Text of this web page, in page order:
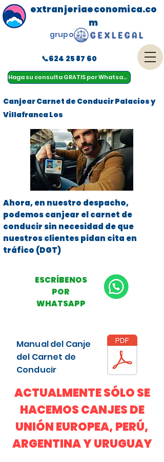
Haga su consulta GRATIS por Whatsapp
menu
extranjeriaeconomica.co
m
📞624 25 87 60
grupo
Canjear Carnet de Conducir Palacios y
Villafranca Los
Ahora, en nuestro despacho,
podemos canjear el carnet de
conducir sin necesidad de que
nuestros clientes pidan cita en
tráfico (DGT)
ESCRÍBENOS
POR
WHATSAPP
Manual del Canje
del Carnet de
Conducir
ACTUALMENTE SÓLO SE
HACEMOS CANJES DE
UNIÓN EUROPEA, PERÚ,
ARGENTINA Y URUGUAY